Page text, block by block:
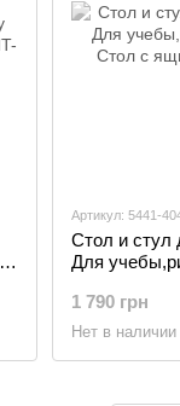
Артикул: 5441-
Стол и стул
Для
Жёлтый
1 790 грн
Нет в наличии